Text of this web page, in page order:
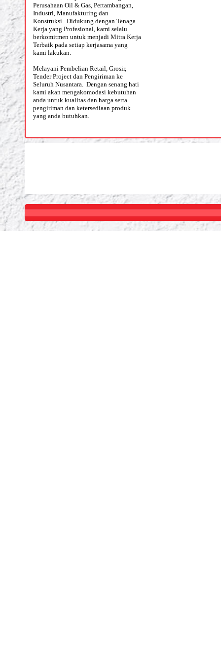
Perusahaan Oil & Gas, Pertambangan,
Industri, Manufakturing dan
Konstruksi. Didukung dengan Tenaga
Kerja yang Profesional, kami selalu
berkomitmen untuk menjadi Mitra Kerja
Terbaik pada setiap kerjasama yang
kami lakukan.
Melayani Pembelian Retail, Grosir,
Tender Project dan Pengiriman ke
Seluruh Nusantara. Dengan senang hati
kami akan mengakomodasi kebutuhan
anda untuk kualitas dan harga serta
pengiriman dan ketersediaan produk
yang anda butuhkan.